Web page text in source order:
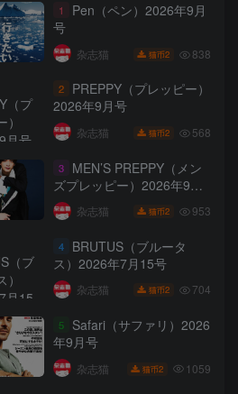
1
Pen（ペン）2026年9月
号
杂志猫 猫币2 838
2
PREPPY（プレッピー）
2026年9月号
杂志猫 猫币2 568
3
MEN’S PREPPY（メン
ズプレッピー）2026年9月
号
杂志猫 猫币2 953
4
BRUTUS（ブルータ
ス）2026年7月15号
杂志猫 猫币2 704
5
Safari（サファリ）2026
年9月号
杂志猫 猫币2 1059